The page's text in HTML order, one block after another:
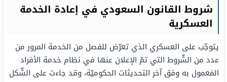
شروط القانون السعودي في إعادة الخدمة
العسكرية
يتوجّب على العسكري الذي تعرّض للفصل من الخدمة المرور من
عدد من الشّروط التي تمّ الإعلان عنها في نظام خدمة الأفراد
المَعمول به وفق آخر التحديثات الحكوميّة، وقد جاءت على الشّكل